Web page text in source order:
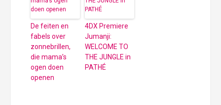
De feiten en
fabels over
zonnebrillen,
die mama’s
ogen doen
openen
4DX Premiere
Jumanji:
WELCOME TO
THE JUNGLE in
PATHÉ